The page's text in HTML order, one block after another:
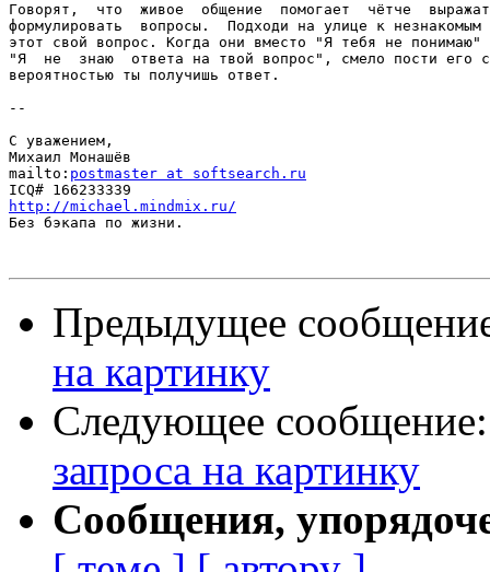
Говорят,  что  живое  общение  помогает  чётче
формулировать  вопросы.  Подходи на улице к незнакомым
этот свой вопрос. Когда они вместо "Я тебя не понимаю"
"Я  не  знаю  ответа на твой вопрос", смело пости его
вероятностью ты получишь ответ.
--
С уважением,
Михаил Монашёв
mailto: postmaster at softsearch.ru
http://michael.mindmix.ru/
Без бэкапа по жизни.
Предыдущее
на картинку
Следующее
запроса на картинку
Сообщения,